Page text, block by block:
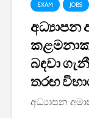
EXAM JOBS
අධ්‍යාපන
බඳවා
තරඟ
අධ්‍යාපන